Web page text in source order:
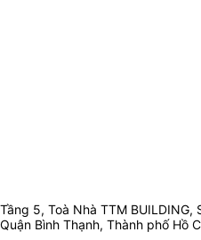
Tầng 5, Toà Nhà TTM
Quận Bình Thạnh, Thành phố Hồ